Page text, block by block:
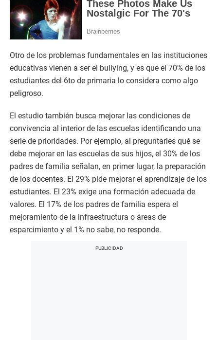
Otro de los problemas fundamentales en las instituciones
educativas vienen a ser el bullying, y es que el 70% de los
estudiantes del 6to de primaria lo considera como algo
peligroso.
El estudio también busca mejorar las condiciones de
convivencia al interior de las escuelas identificando una
serie de prioridades. Por ejemplo, al preguntarles qué se
debe mejorar en las escuelas de sus hijos, el 30% de los
padres de familia señalan, en primer lugar, la preparación
de los docentes. El 29% pide mejorar el aprendizaje de los
estudiantes. El 23% exige una formación adecuada de
valores. El 17% de los padres de familia espera el
mejoramiento de la infraestructura o áreas de
esparcimiento y el 1% no sabe, no responde.